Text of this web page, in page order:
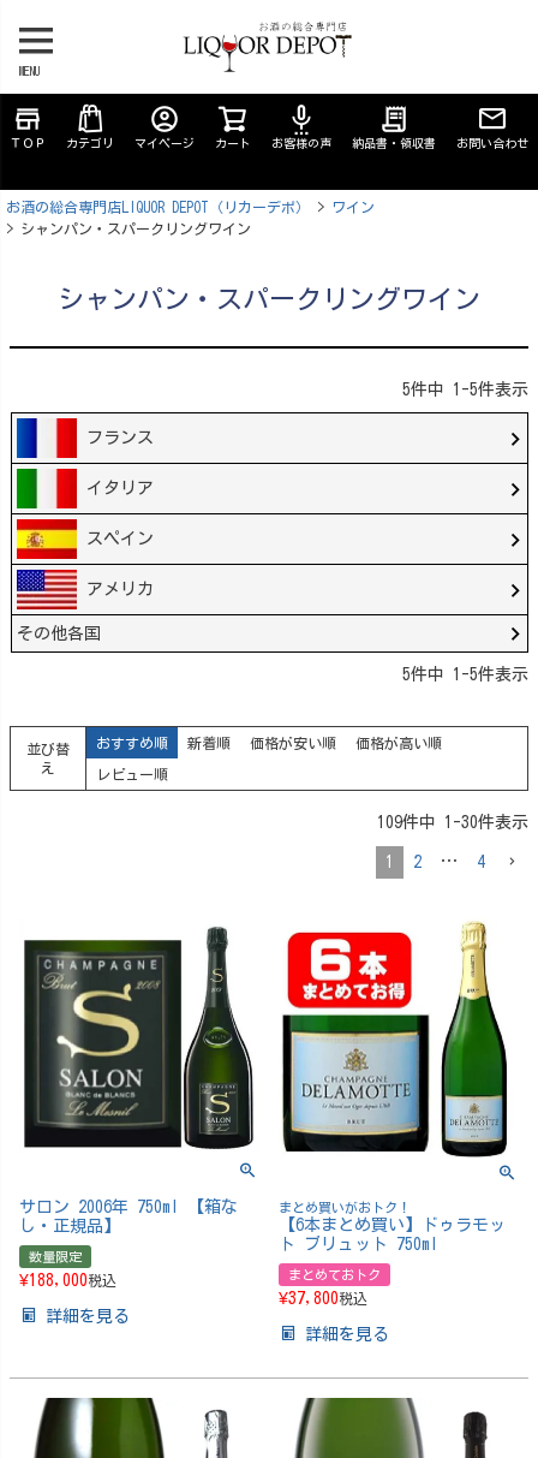
MENU
store
ＴＯＰ カテゴリ
account_circle
マイページ カート
settings_voice
お客様の声
receipt_long
納品書・領収書 お問い合わせ
お酒の総合専門店LIQUOR DEPOT（リカーデポ）
ワイン
シャンパン・スパークリングワイン
シャンパン・スパークリングワイン
5件中 1 -5件表示
フランス
イタリア
スペイン
アメリカ
その他各国
5件中 1 -5件表示
並び替
え
おすすめ順 新着順 価格が安い順 価格が高い順
レビュー順
109件中 1 -30件表示
1 2 … 4
サロン 2006年 750ml 【箱な
し・正規品】
数量限定
¥188,000税込
詳細を見る
まとめ買いがおトク！
【6本まとめ買い】ドゥラモッ
ト ブリュット 750ml
まとめておトク
¥37,800税込
詳細を見る